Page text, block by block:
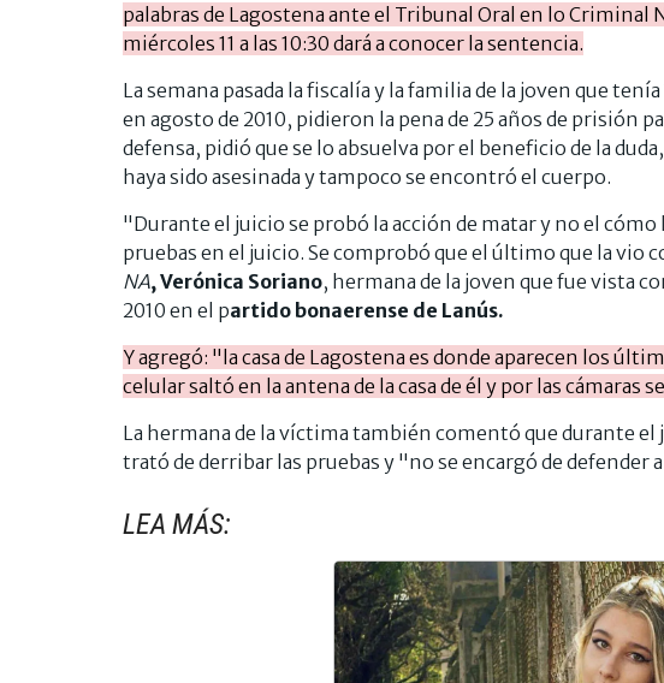
palabras de Lagostena ante el Tribunal Oral en lo Criminal
miércoles 11 a las 10:30 dará a conocer la sentencia.
La semana pasada la fiscalía y la familia de la joven que
en agosto de 2010, pidieron la pena de 25 años de prisión
defensa, pidió que se lo absuelva por el beneficio de la
haya sido asesinada y tampoco se encontró el cuerpo.
"Durante el juicio se probó la acción de matar y no el
pruebas en el juicio. Se comprobó que el último que la vio
NA, Verónica Soriano, hermana de la joven que fue vista
2010 en el partido bonaerense de Lanús.
Y agregó: "la casa de Lagostena es donde aparecen los
celular saltó en la antena de la casa de él y por las cámaras
La hermana de la víctima también comentó que durante el
trató de derribar las pruebas y "no se encargó de defender
LEA MÁS: